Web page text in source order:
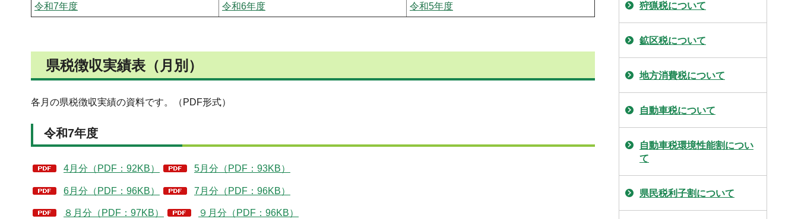
令和7年度 令和6年度 令和5年度
県税徴収実績表（月別）
各月の県税徴収実績の資料です。（PDF形式）
令和7年度
4月分（PDF：92KB） 5月分（PDF：93KB）
6月分（PDF：96KB） 7月分（PDF：96KB）
８月分（PDF：97KB） ９月分（PDF：96KB）
狩猟税について
鉱区税について
地方消費税について
自動車税について
自動車税環境性能割につい
て
県民税利子割について